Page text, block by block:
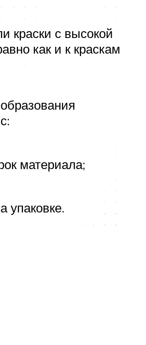
краски с высокой
как и к краскам
материала;
упаковке.